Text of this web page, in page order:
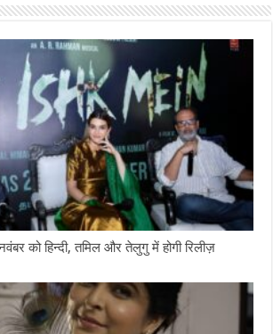
को हिन्दी, तमिल और तेलुगु में होगी रिलीज़